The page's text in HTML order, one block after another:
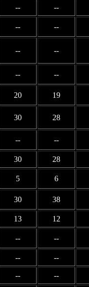
-- --
-- --
-- --
-- --
20 19
30 28
-- --
30 28
5 6
30 38
13 12
-- --
-- --
-- --